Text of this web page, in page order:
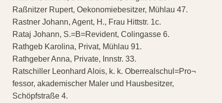
Raßnitzer Rupert, Oekonomiebesitzer, Mühlau 47.
Rastner Johann, Agent, H., Frau Hittstr. 1c.
Rataj Johann, S.=B=Revident, Colingasse 6.
Rathgeb Karolina, Privat, Mühlau 91.
Rathgeber Anna, Private, Innstr. 33.
Ratschiller Leonhard Alois, k. k. Oberrealschul=Pro¬
fessor, akademischer Maler und Hausbesitzer,
Schöpfstraße 4.